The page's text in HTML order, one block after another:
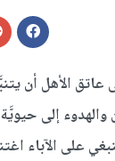
الأهل أن
إلى
على الآباء